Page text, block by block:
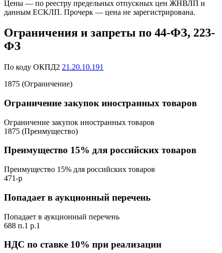
Цены — по реестру предельных отпускных цен ЖНВЛП и
данным ЕСКЛП. Прочерк — цена не зарегистрирована.
Ограничения и запреты по 44-ФЗ, 223-
ФЗ
По коду ОКПД2 21.20.10.191
1875 (Ограничение)
Ограничение закупок иностранных товаров
Ограничение закупок иностранных товаров
1875 (Преимущество)
Преимущество 15% для российских товаров
Преимущество 15% для российских товаров
471-р
Попадает в аукционный перечень
Попадает в аукционный перечень
688 п.1 р.1
НДС по ставке 10% при реализации